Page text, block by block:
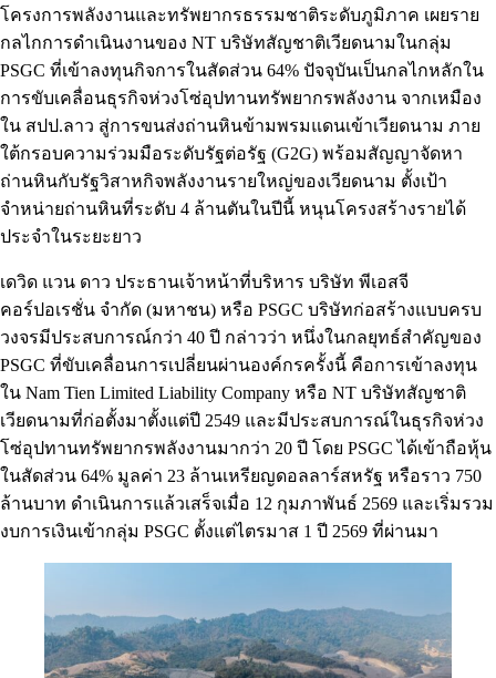
โครงการพลังงานและทรัพยากรธรรมชาติระดับภูมิภาค เผยราย
กลไกการดำเนินงานของ NT บริษัทสัญชาติเวียดนามในกลุ่ม
PSGC ที่เข้าลงทุนกิจการในสัดส่วน 64% ปัจจุบันเป็นกลไกหลักใน
การขับเคลื่อนธุรกิจห่วงโซ่อุปทานทรัพยากรพลังงาน จากเหมือง
ใน สปป.ลาว สู่การขนส่งถ่านหินข้ามพรมแดนเข้าเวียดนาม ภาย
ใต้กรอบความร่วมมือระดับรัฐต่อรัฐ (G2G) พร้อมสัญญาจัดหา
ถ่านหินกับรัฐวิสาหกิจพลังงานรายใหญ่ของเวียดนาม ตั้งเป้า
จำหน่ายถ่านหินที่ระดับ 4 ล้านตันในปีนี้ หนุนโครงสร้างรายได้
ประจำในระยะยาว
เดวิด แวน ดาว ประธานเจ้าหน้าที่บริหาร บริษัท พีเอสจี
คอร์ปอเรชั่น จำกัด (มหาชน) หรือ PSGC บริษัทก่อสร้างแบบครบ
วงจรมีประสบการณ์กว่า 40 ปี กล่าวว่า หนึ่งในกลยุทธ์สำคัญของ
PSGC ที่ขับเคลื่อนการเปลี่ยนผ่านองค์กรครั้งนี้ คือการเข้าลงทุน
ใน Nam Tien Limited Liability Company หรือ NT บริษัทสัญชาติ
เวียดนามที่ก่อตั้งมาตั้งแต่ปี 2549 และมีประสบการณ์ในธุรกิจห่วง
โซ่อุปทานทรัพยากรพลังงานมากว่า 20 ปี โดย PSGC ได้เข้าถือหุ้น
ในสัดส่วน 64% มูลค่า 23 ล้านเหรียญดอลลาร์สหรัฐ หรือราว 750
ล้านบาท ดำเนินการแล้วเสร็จเมื่อ 12 กุมภาพันธ์ 2569 และเริ่มรวม
งบการเงินเข้ากลุ่ม PSGC ตั้งแต่ไตรมาส 1 ปี 2569 ที่ผ่านมา